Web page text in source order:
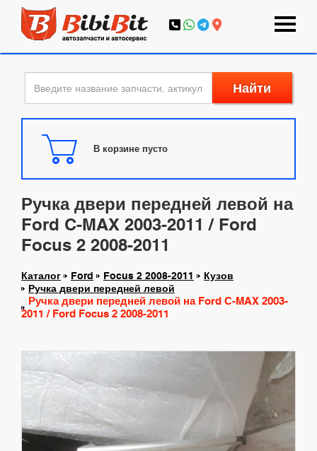
Найти
В корзине пусто
Ручка двери передней левой на
Ford C-MAX 2003-2011 / Ford
Focus 2 2008-2011
Каталог Ford Focus 2 2008-2011
Кузов
Ручка двери передней левой
Ручка двери передней левой на Ford C-MAX 2003-
2011 / Ford Focus 2 2008-2011